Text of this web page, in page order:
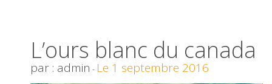
L’ours blanc du canada
par : admin - Le 1 septembre 2016